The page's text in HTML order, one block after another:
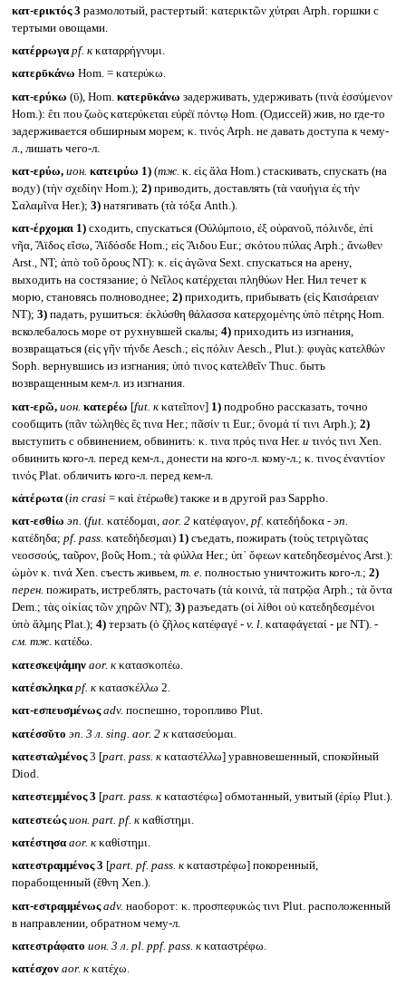
κατ-ερικτός 3 размолотый, растертый: κατερικτῶν χύτραι Arph. горшки с
тертыми овощами.
κατέρρωγα pf. кκαταρρήγνυμι.
κατερῡκάνω Hom. = κατερύκω.
κατ-ερύκω (ῡ), Hom. κατερῡκάνω задерживать, удерживать (τινὰ ἐσσύμενον
Hom.): ἔτι που ζωὸς κατερύκεται εὐρέϊ πόντῳ Hom. (Одиссей) жив, но где-то
задерживается обширным морем; κ. τινός Arph. не давать доступа к чему-
л., лишать чего-л.
κατ-ερύω, ион. κατειρύω 1)(тж. κ. εἰς ἅλα Hom.) стаскивать, спускать (на
воду) (τὴν σχεδίην Hom.); 2)приводить, доставлять (τὰ ναυήγια ἐς τὴν
Σαλαμῖνα Her.); 3)натягивать (τὰ τόξα Anth.).
κατ-έρχομαι 1)сходить, спускаться (Οὐλύμποιο, ἐξ οὐρανοῦ, πόλινδε, ἐπὶ
νῆα, Ἄϊδος εἴσω, Ἄϊδόσδε Hom.; εἰς Ἃιδου Eur.; σκότου πύλας Arph.; ἄνωθεν
Arst., NT; ἀπὸ τοῦ ὄρους NT): κ. εἰς ἀγῶνα Sext. спускаться на арену,
выходить на состязание; ὁ Νεῖλος κατέρχεται πληθύων Her. Нил течет к
морю, становясь полноводнее; 2)приходить, прибывать (εἰς Καισάρειαν
NT); 3)падать, рушиться: ἐκλύσθη θάλασσα κατερχομένης ὑπὸ πέτρης Hom.
всколебалось море от рухнувшей скалы; 4)приходить из изгнания,
возвращаться (εἰς γῆν τήνδε Aesch.; εἰς πόλιν Aesch., Plut.): φυγὰς κατελθών
Soph. вернувшись из изгнания; ὑπό τινος κατελθεῖν Thuc. быть
возвращенным кем-л. из изгнания.
κατ-ερῶ, ион. κατερέω [fut. кκατεῖπον] 1)подробно рассказать, точно
сообщить (πᾶν τὠληθὲς ἔς τινα Her.; πᾶσίν τι Eur.; ὄνομά τί τινι Arph.); 2)
выступить с обвинением, обвинить: κ. τινα πρός τινα Her. и τινός τινι Xen.
обвинить кого-л. перед кем-л., донести на кого-л. кому-л.; κ. τινος ἐναντίον
τινός Plat. обличить кого-л. перед кем-л.
κἀτέρωτα (in crasi= καὶ ἑτέρωθε) также и в другой раз Sappho.
κατ-εσθίω эп. (fut. κατέδομαι, aor. 2κατέφαγον, pf. κατεδήδοκα - эп.
κατέδηδα; pf. pass. κατεδήδεσμαι) 1)съедать, пожирать (τοὺς τετριγῶτας
νεοσσούς, ταῦρον, βοῦς Hom.; τὰ φύλλα Her.; ὑπ᾽ ὄφεων κατεδηδεσμένος Arst.):
ὠμὸν κ. τινά Xen. съесть живьем, т. е. полностью уничтожить кого-л.; 2)
перен. пожирать, истреблять, расточать (τὰ κοινά, τὰ πατρῷα Arph.; τὰ ὄντα
Dem.; τὰς οἰκίας τῶν χηρῶν NT); 3)разъедать (οἱ λίθοι οὐ κατεδηδεσμένοι
ὑπὸ ἅλμης Plat.); 4)терзать (ὁ ζῆλος κατέφαγέ - v. l. καταφάγεταί - με NT). -
см. тж. κατέδω.
κατεσκεψάμην aor. кκατασκοπέω.
κατέσκληκα pf. кκατασκέλλω 2.
κατ-εσπευσμένως adv. поспешно, торопливо Plut.
κατέσσῠτο эп. 3 л. sing. aor. 2 кκατασεύομαι.
κατεσταλμένος3 [part. pass. кκαταστέλλω] уравновешенный, спокойный
Diod.
κατεστεμμένος 3 [part. pass. кκαταστέφω] обмотанный, увитый (ἐρίῳ Plut.).
κατεστεώς ион. part. pf. кκαθίστημι.
κατέστησα aor. кκαθίστημι.
κατεστραμμένος 3 [part. pf. pass. кκαταστρέφω] покоренный,
порабощенный (ἔθνη Xen.).
κατ-εστραμμένως adv. наоборот: κ. προσπεφυκώς τινι Plut. расположенный
в направлении, обратном чему-л.
κατεστράφατο ион. 3 л. pl. ppf. pass. кκαταστρέφω.
κατέσχον aor. кκατέχω.